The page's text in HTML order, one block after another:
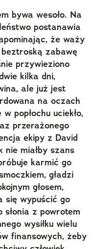
bywa wesoło. Na
postanawia
że waży
zabawę
przywieziono
kilka dni,
ale już jest
na oczach
popłochu uciekło,
przerażonego
ekipy z David
nie miałby szans
karmić go
gładzi
głosem,
się wypuścić go
słonia z powrotem
wysiłku wielu
finansowych, żeby